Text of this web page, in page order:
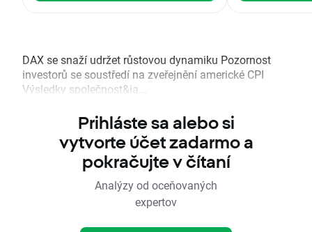
DAX se snaží udržet růstovou dynamiku Pozornost
investorů se soustředí na zveřejnění americké CPI
Výsledky společnost&ia...
Prihláste sa alebo si
vytvorte účet zadarmo a
pokračujte v čítaní
Analýzy od oceňovaných
expertov